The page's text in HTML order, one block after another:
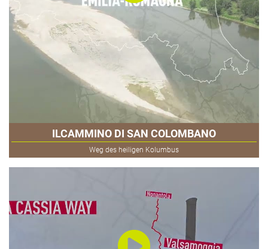
ILCAMMINO DI SAN COLOMBANO
Weg des heiligen Kolumbus